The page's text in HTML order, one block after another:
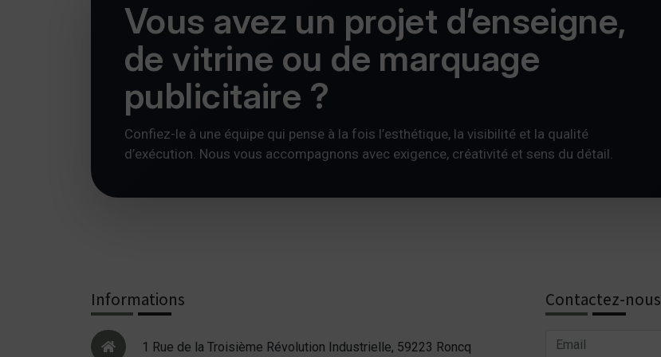
Vous avez un projet d’enseigne,
de vitrine ou de marquage
publicitaire ?
Confiez-le à une équipe qui pense à la fois l’esthétique, la visibilité et la qualité
d’exécution. Nous vous accompagnons avec exigence, créativité et sens du détail.
Informations
1 Rue de la Troisième Révolution Industrielle, 59223 Roncq
Contactez-nous